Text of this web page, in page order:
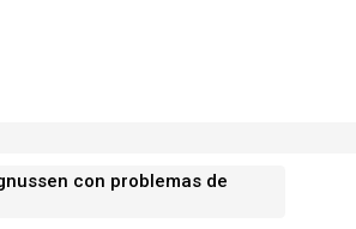
con problemas de